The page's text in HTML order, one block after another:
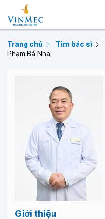
Trang chủ Tìm bác sĩ
Phạm Bá Nha
Giới thiệu